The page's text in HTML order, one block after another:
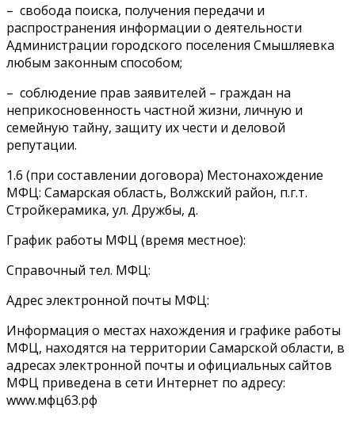
– свобода поиска, получения передачи и
распространения информации о деятельности
Администрации городского поселения Смышляевка
любым законным способом;
– соблюдение прав заявителей – граждан на
неприкосновенность частной жизни, личную и
семейную тайну, защиту их чести и деловой
репутации.
1.6 (при составлении договора) Местонахождение
МФЦ: Самарская область, Волжский район, п.г.т.
Стройкерамика, ул. Дружбы, д.
График работы МФЦ (время местное):
Справочный тел. МФЦ:
Адрес электронной почты МФЦ:
Информация о местах нахождения и графике работы
МФЦ, находятся на территории Самарской области, в
адресах электронной почты и официальных сайтов
МФЦ приведена в сети Интернет по адресу:
www.мфц63.рф